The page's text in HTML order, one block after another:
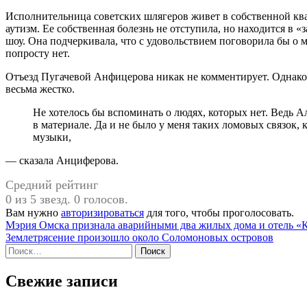
Исполнительница советских шлягеров живет в собственной
аутизм. Ее собственная болезнь не отступила, но находится в
шоу. Она подчеркивала, что с удовольствием поговорила бы о
попросту нет.
Отъезд Пугачевой Анфицерова никак не комментирует.
весьма жестко.
Не хотелось бы вспоминать о людях, которых нет. Ведь Аллы Борисовны не существует уже давно. Она не
в материале. Да и не было у меня таких ломовых связок,
музыки,
— сказала Анциферова.
Средний рейтинг
0 из 5 звезд. 0 голосов.
Вам нужно авторизироваться для того, чтобы проголосовать.
Навигация
по
записям
Мэрия Омска признала аварийными два жилых дома и отель
Землетрясение произошло около Соломоновых островов
Найти:
Свежие записи